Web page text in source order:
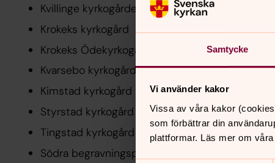
Samtycke
Vi använder kakor
Vissa av våra kakor
som förbättrar din
plattformar. Läs mer om
Kvillinge kyrkogårde
Krokeks kyrkogård
Krokeks Ödekyrkogård
Kvarsebo kyrkogård
Kimstad kyrkogård
Styrstad kyrkogård
Tingstad kyrkogård
Södra begravningsplatsen